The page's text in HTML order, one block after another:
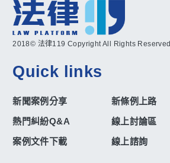
2018© 法律119 Copyright All Rights Reserved
Quick links
新聞案例分享
新條例上路
熱門糾紛Q&A
線上討論區
案例文件下載
線上諮詢